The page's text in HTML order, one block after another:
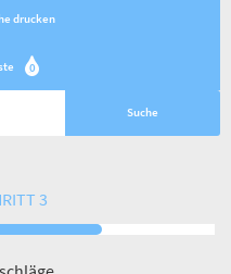
drucken
0
3